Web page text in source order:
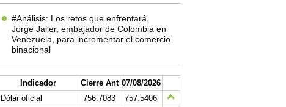
#Análisis: Los retos que enfrentará
Jorge Jaller, embajador de Colombia en
Venezuela, para incrementar el comercio
binacional
Indicador Cierre Ant 07/08/2026
Dólar oficial
756.7083
757.5406